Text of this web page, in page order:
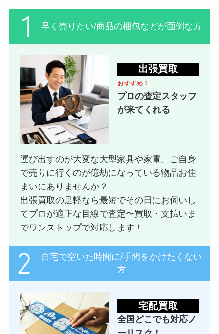
早く売りたい/商品の梱包などが面倒な方
出張買取
おすすめ！
プロの査定スタッフ
が来てくれる
運び出すのが大変な大型家具や家電、ご自身
で売りに行くのが億劫になっている物品お住
まいにありませんか？
出張買取の足軽なら最短でその日にお伺いし
てプロが適正な目線で査定〜買取・支払いま
でワンストップで対応します！
自宅で空いた時間に/手間をかけたくない
方
宅配買取
全国どこでも対応ノ